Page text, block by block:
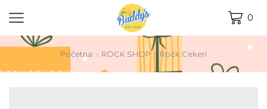
0
Početna ROCK SHOP Rock Cekeri